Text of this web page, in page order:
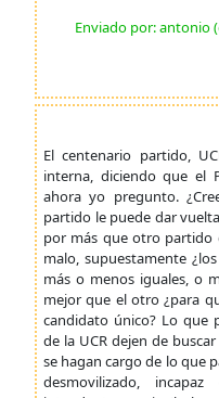
Enviado por: antonio
El centenario partido,
interna, diciendo que el
ahora yo pregunto.
partido le puede dar
por más que otro partido
malo, supuestamente
más o menos iguales, o
mejor que el otro ¿para
candidato único? Lo que
de la UCR dejen de
se hagan cargo de lo que
desmovilizado,